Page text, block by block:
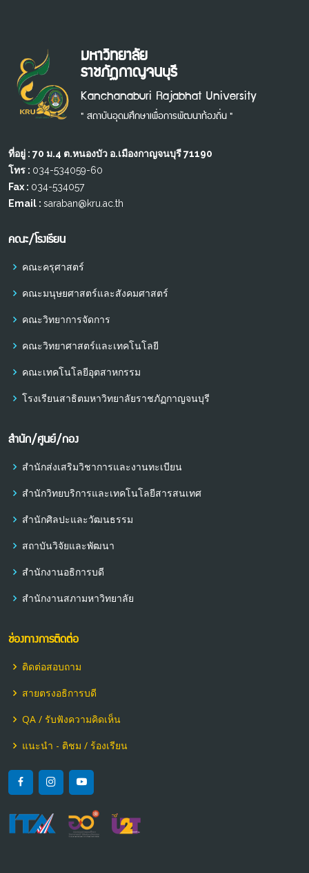
มหาวิทยาลัย
ราชภัฏกาญจนบุรี
Kanchanaburi Rajabhat University
" สถาบันอุดมศึกษาเพื่อการพัฒนาท้องถิ่น "
ที่อยู่ : 70 ม.4 ต.หนองบัว อ.เมืองกาญจนบุรี 71190
โทร : 034-534059-60
Fax : 034-534057
Email : saraban@kru.ac.th
คณะ/โรงเรียน
คณะครุศาสตร์
คณะมนุษยศาสตร์และสังคมศาสตร์
คณะวิทยาการจัดการ
คณะวิทยาศาสตร์และเทคโนโลยี
คณะเทคโนโลยีอุตสาหกรรม
โรงเรียนสาธิตมหาวิทยาลัยราชภัฏกาญจนบุรี
สำนัก/ศูนย์/กอง
สำนักส่งเสริมวิชาการและงานทะเบียน
สำนักวิทยบริการและเทคโนโลยีสารสนเทศ
สำนักศิลปะและวัฒนธรรม
สถาบันวิจัยและพัฒนา
สำนักงานอธิการบดี
สำนักงานสภามหาวิทยาลัย
ช่องทางการติดต่อ
ติดต่อสอบถาม
สายตรงอธิการบดี
QA / รับฟังความคิดเห็น
แนะนำ - ติชม / ร้องเรียน